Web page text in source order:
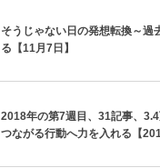
そうじゃない日の発想転換～過
る【11月7日】
2018年の第7週目、31記事、
つながる行動へ力を入れる【